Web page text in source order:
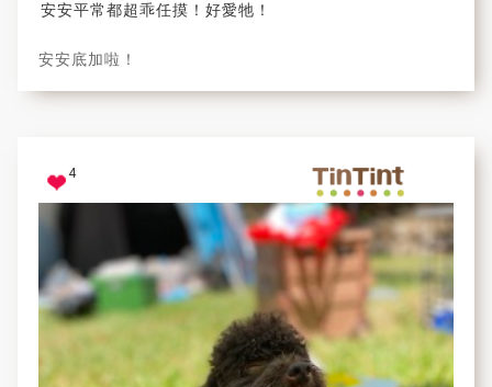
安安平常都超乖任摸！好愛牠！
安安底加啦！
4